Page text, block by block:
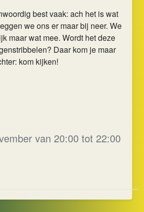
best vaak: ach het is wat
we ons er maar bij neer. We
maar wat mee. Wordt het deze
Daar kom je maar
kom kijken!
van 20:00 tot 22:00